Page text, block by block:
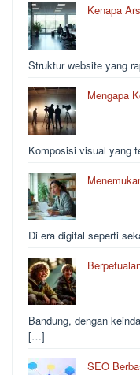
Kenapa
Struktur website yang
Mengapa
Komposisi visual yang
Di era digital seperti
Bandung, dengan
[…]
SEO